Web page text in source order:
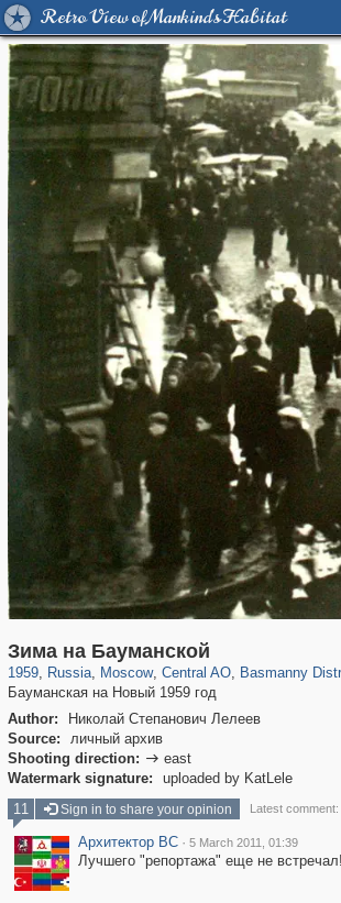
Retro View of Mankind's Habitat
Зима на Бауманской
1959, Russia
1,406,900 29,248
, Moscow
319,861 8,286
, Central AO
160,009 5,916
, Basmanny
Бауманская на Новый 1959 год
Author:
Николай Степанович Лелеев
Source:
личный архив
Shooting direction:  east
Watermark signature:
uploaded by KatLele
11 Sign in to share your opinion Latest
Архитектор ВС · 5 March 2011, 01:39
Лучшего "репортажа" еще не